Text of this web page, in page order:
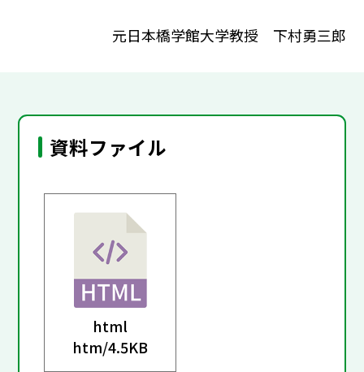
元日本橋学館大学教授 下村勇三郎
資料ファイル
html
htm/4.5KB